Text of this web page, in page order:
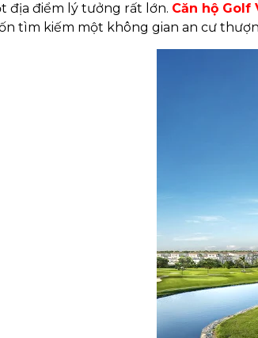
địa điểm lý tưởng rất lớn. Căn hộ
tìm kiếm một không gian an cư